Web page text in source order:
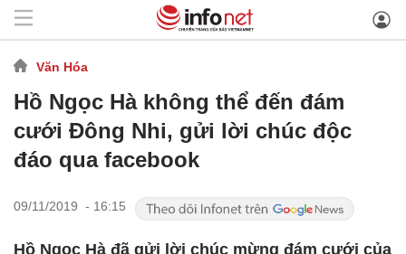
Văn Hóa
Hồ Ngọc Hà không thể đến đám
cưới Đông Nhi, gửi lời chúc độc
đáo qua facebook
09/11/2019 - 16:15
Hồ Ngọc Hà đã gửi lời chúc mừng đám cưới của